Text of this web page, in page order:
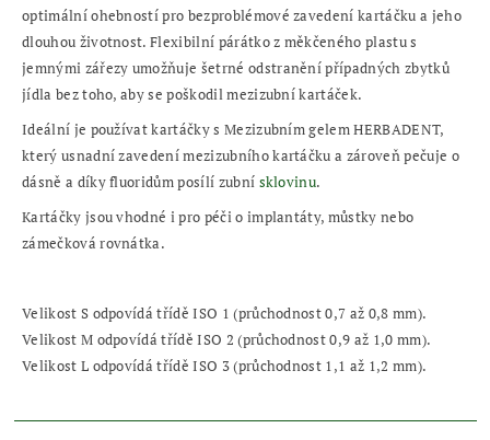
optimální ohebností pro bezproblémové zavedení kartáčku a jeho
dlouhou životnost. Flexibilní párátko z měkčeného plastu s
jemnými zářezy umožňuje šetrné odstranění případných zbytků
jídla bez toho, aby se poškodil mezizubní kartáček.
Ideální je používat kartáčky s Mezizubním gelem HERBADENT,
který usnadní zavedení mezizubního kartáčku a zároveň pečuje o
dásně a díky fluoridům posílí zubní sklovinu.
Kartáčky jsou vhodné i pro péči o implantáty, můstky nebo
zámečková rovnátka.
Velikost S odpovídá třídě ISO 1 (průchodnost 0,7 až 0,8 mm).
Velikost M odpovídá třídě ISO 2 (průchodnost 0,9 až 1,0 mm).
Velikost L odpovídá třídě ISO 3 (průchodnost 1,1 až 1,2 mm).